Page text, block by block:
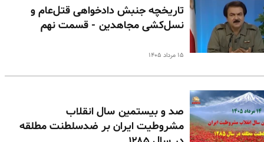
تاریخچه جنبش دادخواهی قتل‌عام و
نسل‌کشی مجاهدین - قسمت نهم
۱۵ مرداد ۱۴۰۵
صد و بیستمین سال انقلاب
مشروطیت ایران بر ضدسلطنت مطلقه